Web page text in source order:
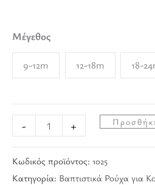
Μέγεθος
9-12m 12-18m 18-
- +
Κωδικός προϊόντος: 1025
Κατηγορία: Βαπτιστικά Ρούχα για